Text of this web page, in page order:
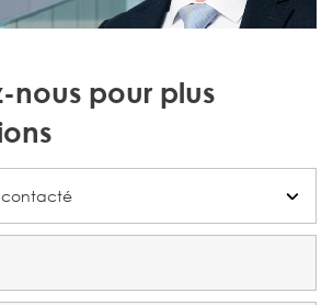
nous pour plus